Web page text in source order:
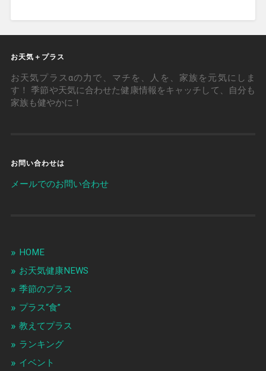
お天気＋プラス
お天気プラスαの力で、マチを、人を、家族を元気にしま
す！ 季節や天気に合わせた健康情報をキャッチして、自分も
家族も健やかに！
お問い合わせは
メールでのお問い合わせ
HOME
お天気健康NEWS
季節のプラス
プラス“食”
教えてプラス
ランキング
イベント